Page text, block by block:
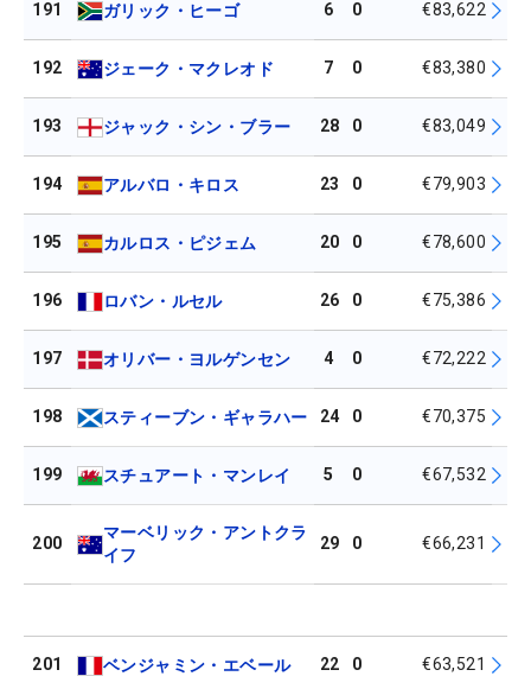
191 ガリック・ヒーゴ 6 0 €83,622
192 ジェーク・マクレオド 7 0 €83,380
193 ジャック・シン・ブラー 28 0 €83,049
194 アルバロ・キロス 23 0 €79,903
195 カルロス・ピジェム 20 0 €78,600
196 ロバン・ルセル 26 0 €75,386
197 オリバー・ヨルゲンセン 4 0 €72,222
198 スティーブン・ギャラハー 24 0 €70,375
199 スチュアート・マンレイ 5 0 €67,532
200
マーベリック・アントクラ
イフ
29 0 €66,231
201 ベンジャミン・エベール 22 0 €63,521